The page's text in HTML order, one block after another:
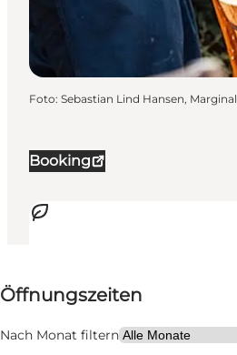
Booking
Öffnungszeiten
Nach Monat filtern
Barrierefreiheit
Foto: Sebastian Lind Hansen, Marginal